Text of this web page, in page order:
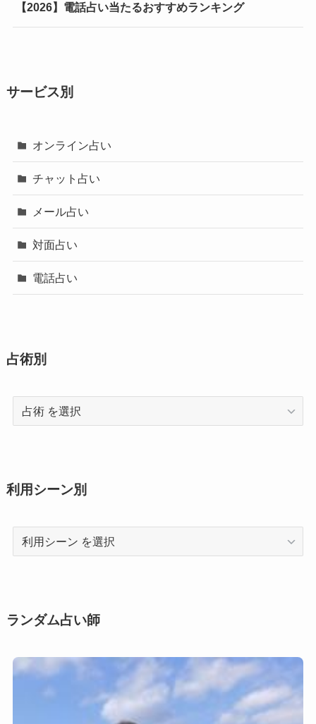
【2026】電話占い当たるおすすめランキング
サービス別
オンライン占い
チャット占い
メール占い
対面占い
電話占い
占術別
術
利用シーン別
利
用
ン
ランダム占い師